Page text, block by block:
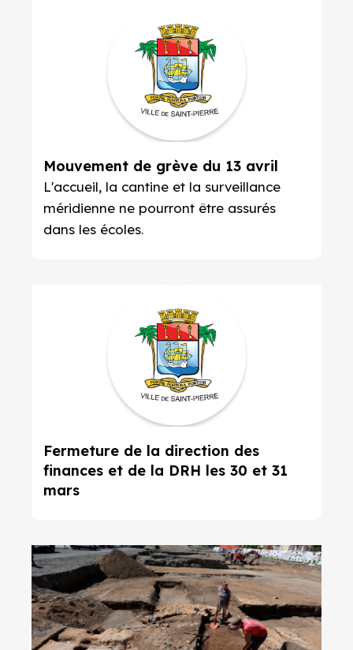
Mouvement de grève du 13 avril
L'accueil, la cantine et la surveillance
méridienne ne pourront être assurés
dans les écoles.
Fermeture de la direction des
finances et de la DRH les 30 et 31
mars